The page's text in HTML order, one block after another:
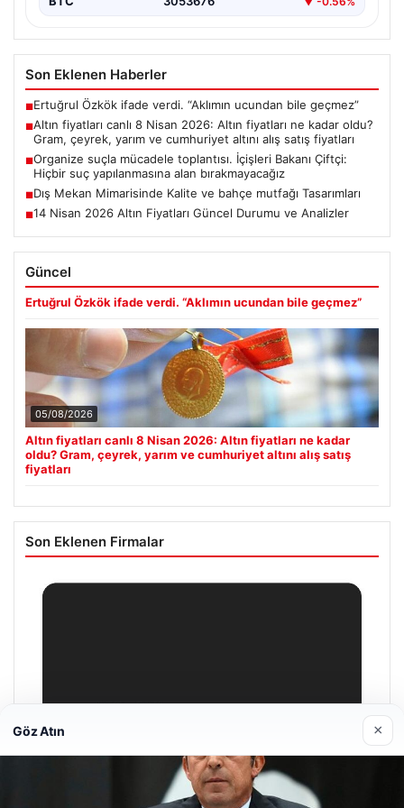
Son Eklenen Haberler
■Ertuğrul Özkök ifade verdi. “Aklımın ucundan bile geçmez”
■Altın fiyatları canlı 8 Nisan 2026: Altın fiyatları ne kadar oldu?
Gram, çeyrek, yarım ve cumhuriyet altını alış satış fiyatları
■Organize suçla mücadele toplantısı. İçişleri Bakanı Çiftçi:
Hiçbir suç yapılanmasına alan bırakmayacağız
■Dış Mekan Mimarisinde Kalite ve bahçe mutfağı Tasarımları
■14 Nisan 2026 Altın Fiyatları Güncel Durumu ve Analizler
Güncel
Ertuğrul Özkök ifade verdi. “Aklımın ucundan bile geçmez”
05/08/2026
Altın fiyatları canlı 8 Nisan 2026: Altın fiyatları ne kadar
oldu? Gram, çeyrek, yarım ve cumhuriyet altını alış satış
fiyatları
Son Eklenen Firmalar
Göz Atın ×